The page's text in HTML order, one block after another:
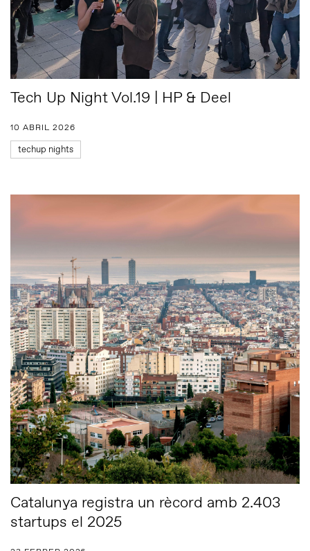
Tech Up Night Vol.19 | HP & Deel
10 ABRIL 2026
techup nights
Catalunya registra un rècord amb 2.403
startups el 2025